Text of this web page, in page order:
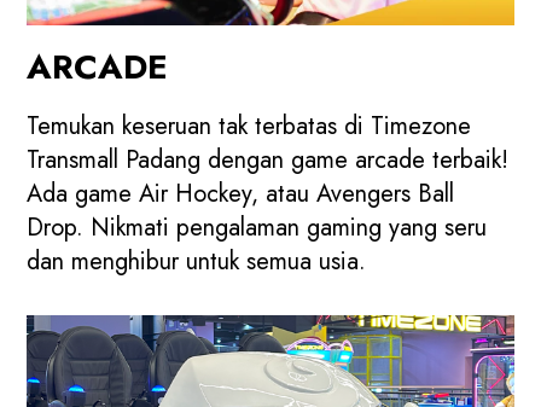
ARCADE
Temukan keseruan tak terbatas di Timezone
Transmall Padang dengan game arcade terbaik!
Ada game Air Hockey, atau Avengers Ball
Drop. Nikmati pengalaman gaming yang seru
dan menghibur untuk semua usia.